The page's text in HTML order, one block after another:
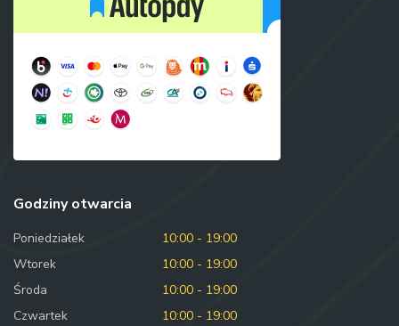
Godziny otwarcia
Poniedziałek
10:00 - 19:00
Wtorek
10:00 - 19:00
Środa
10:00 - 19:00
Czwartek
10:00 - 19:00